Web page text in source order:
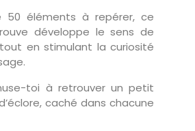
50 éléments à repérer, ce
développe le sens de
tout en stimulant la curiosité
toi à retrouver un petit
caché dans chacune